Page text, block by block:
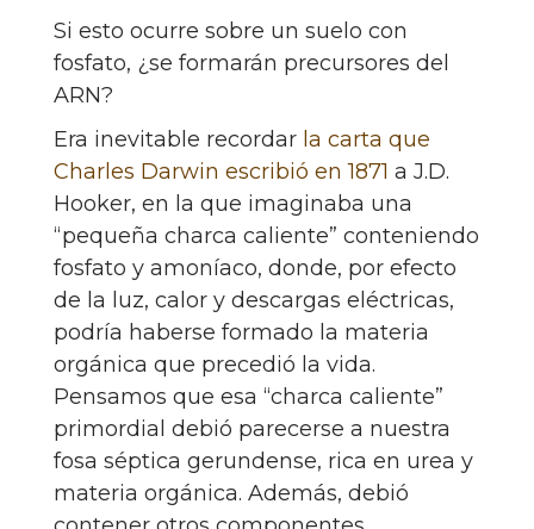
Si esto ocurre sobre un suelo con
fosfato, ¿se formarán precursores del
ARN?
Era inevitable recordar la carta que
Charles Darwin escribió en 1871 a J.D.
Hooker, en la que imaginaba una
“pequeña charca caliente” conteniendo
fosfato y amoníaco, donde, por efecto
de la luz, calor y descargas eléctricas,
podría haberse formado la materia
orgánica que precedió la vida.
Pensamos que esa “charca caliente”
primordial debió parecerse a nuestra
fosa séptica gerundense, rica en urea y
materia orgánica. Además, debió